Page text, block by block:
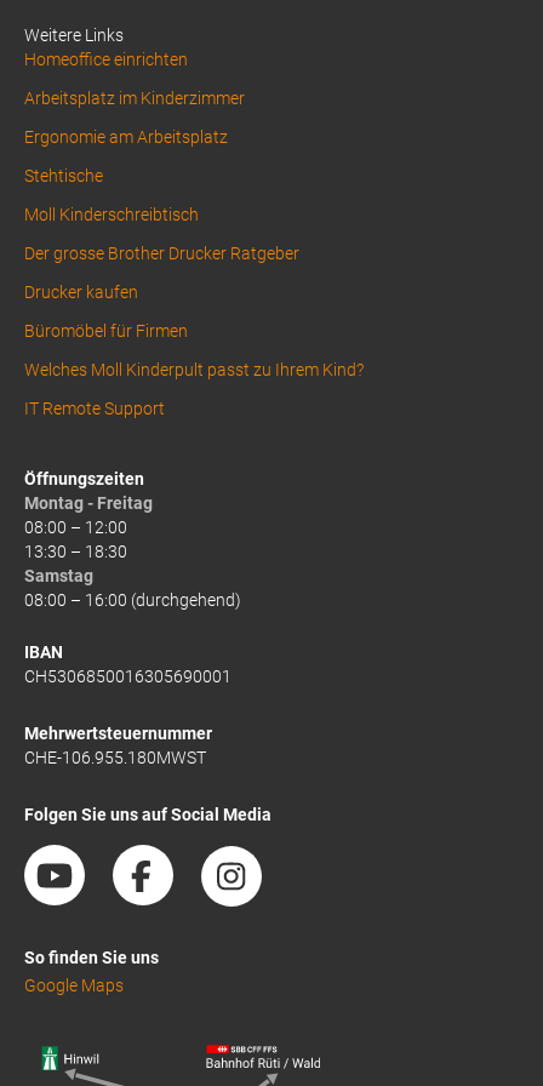
Weitere Links
Homeoffice einrichten
Arbeitsplatz im Kinderzimmer
Ergonomie am Arbeitsplatz
Stehtische
Moll Kinderschreibtisch
Der grosse Brother Drucker Ratgeber
Drucker kaufen
Büromöbel für Firmen
Welches Moll Kinderpult passt zu Ihrem Kind?
IT Remote Support
Öffnungszeiten
Montag - Freitag
08:00 – 12:00
13:30 – 18:30
Samstag
08:00 – 16:00 (durchgehend)
IBAN
CH5306850016305690001
Mehrwertsteuernummer
CHE-106.955.180MWST
Folgen Sie uns auf Social Media
So finden Sie uns
Google Maps